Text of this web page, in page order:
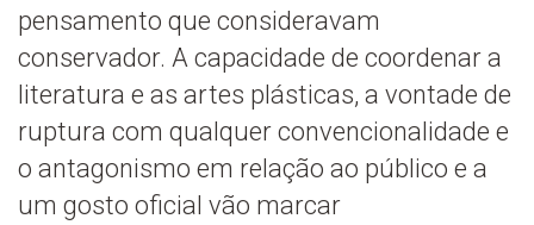
pensamento que consideravam
conservador. A capacidade de coordenar a
literatura e as artes plásticas, a vontade de
ruptura com qualquer convencionalidade e
o antagonismo em relação ao público e a
um gosto oficial vão marcar